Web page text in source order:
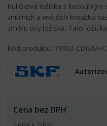
Kuličková ložiska s
vnitřních a vnějších kroužků
směru osy ložiska. Tato
Kód produktu: 71903 CDGA/
Cena bez DPH